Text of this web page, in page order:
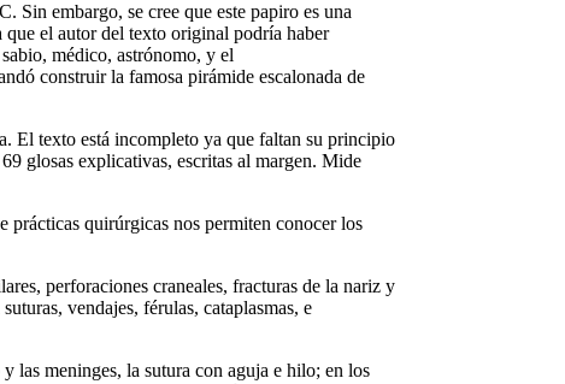
Sin embargo, se cree que este papiro es una
el autor del texto original podría haber
médico, astrónomo, y el
construir la famosa pirámide escalonada de
El texto está incompleto ya que faltan su principio
glosas explicativas, escritas al margen. Mide
quirúrgicas nos permiten conocer los
perforaciones craneales, fracturas de la nariz y
vendajes, férulas, cataplasmas, e
las meninges, la sutura con aguja e hilo; en los